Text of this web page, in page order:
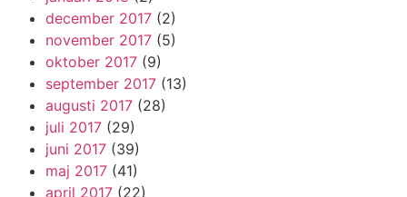
december 2017 (2)
november 2017 (5)
oktober 2017 (9)
september 2017 (13)
augusti 2017 (28)
juli 2017 (29)
juni 2017 (39)
maj 2017 (41)
april 2017 (22)